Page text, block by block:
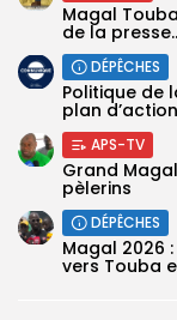
Magal
de la
DÉPÊCHES
Politique de
plan
APS-TV
Grand
pèlerins
DÉPÊCHES
Magal 2026
vers Touba